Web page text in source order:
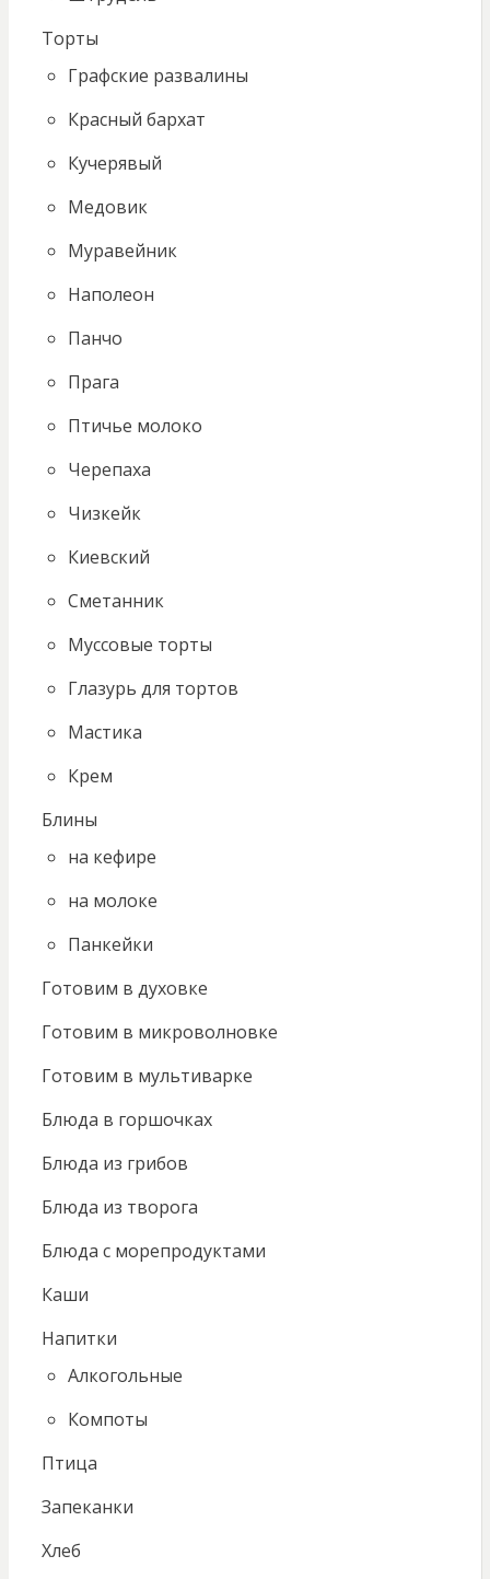
Торты
Графские развалины
Красный бархат
Кучерявый
Медовик
Муравейник
Наполеон
Панчо
Прага
Птичье молоко
Черепаха
Чизкейк
Киевский
Сметанник
Муссовые торты
Глазурь для тортов
Мастика
Крем
Блины
на кефире
на молоке
Панкейки
Готовим в духовке
Готовим в микроволновке
Готовим в мультиварке
Блюда в горшочках
Блюда из грибов
Блюда из творога
Блюда с морепродуктами
Каши
Напитки
Алкогольные
Компоты
Птица
Запеканки
Хлеб